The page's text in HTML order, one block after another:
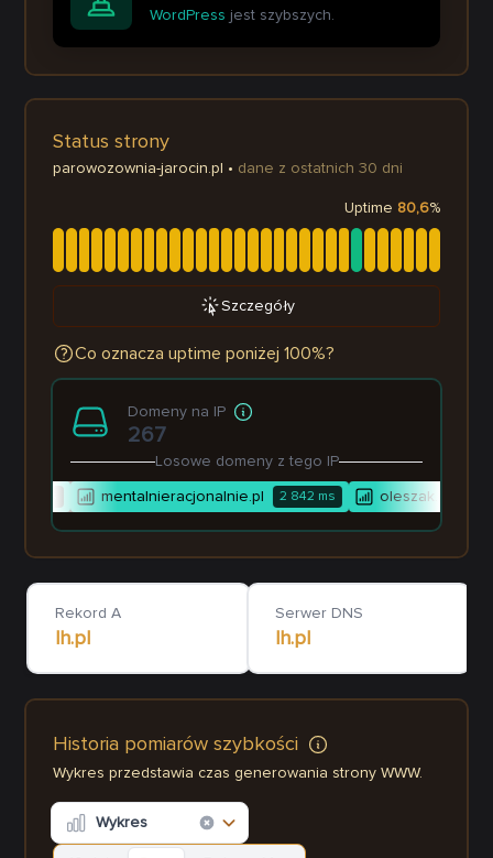
WordPress jest szybszych.
Status strony
parowozownia-jarocin.pl • dane z ostatnich 30 dni
Uptime 80,6%
Szczegóły
Co oznacza uptime poniżej 100%?
Domeny na IP
267
Losowe domeny z tego IP
mentalnieracjonalnie.pl 2 842ms oleszak.com.pl
Rekord A
lh.pl
Serwer DNS
lh.pl
Historia pomiarów szybkości
Wykres przedstawia czas generowania strony WWW.
Wykres